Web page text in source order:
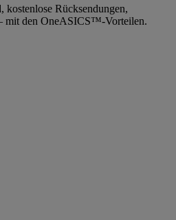
kostenlose Rücksendungen,
mit den OneASICS™-Vorteilen.